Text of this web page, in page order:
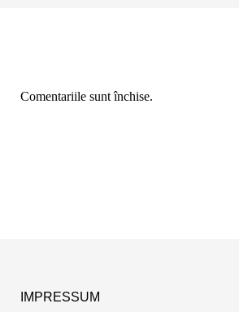
Comentariile sunt închise.
IMPRESSUM